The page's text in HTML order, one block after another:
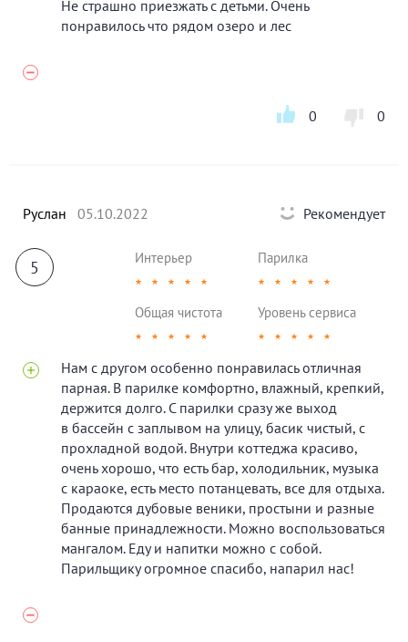
Не страшно приезжать с детьми. Очень
понравилось что рядом озеро и лес
0 0
Руслан 05.10.2022 Рекомендует
5 Интерьер
★ ★ ★ ★ ★
Парилка
★ ★ ★ ★ ★
Общая чистота
★ ★ ★ ★ ★
Уровень сервиса
★ ★ ★ ★ ★
Нам с другом особенно понравилась отличная
парная. В парилке комфортно, влажный, крепкий,
держится долго. С парилки сразу же выход
в бассейн с заплывом на улицу, басик чистый, с
прохладной водой. Внутри коттеджа красиво,
очень хорошо, что есть бар, холодильник, музыка
с караоке, есть место потанцевать, все для отдыха.
Продаются дубовые веники, простыни и разные
банные принадлежности. Можно воспользоваться
мангалом. Еду и напитки можно с собой.
Парильщику огромное спасибо, напарил нас!